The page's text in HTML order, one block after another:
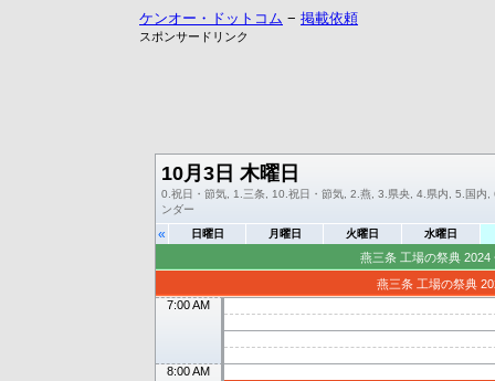
ケンオー・ドットコム − 掲載依頼
スポンサードリンク
10月3日 木曜日
0.祝日・節気, 1.三条, 10.祝日・節気, 2.燕, 3.県央, 4.県内, 5.国内,
ンダー
« 日曜日 月曜日 火曜日 水曜日
燕三条 工場の祭典 2024
燕三条 工場の祭典
7:00 AM
8:00 AM